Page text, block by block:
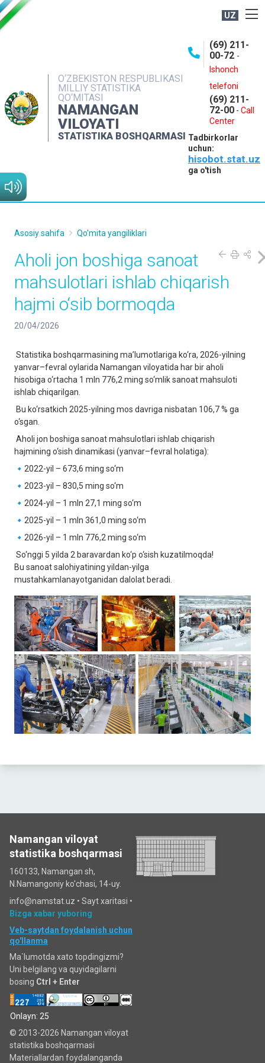
UZ
O‘ZBEKISTON RESPUBLIKASI
MILLIY STATISTIKA
QO‘MITASI
NAMANGAN
VILOYATI
STATISTIKA BOSHQARMASI
(69) 211-
00-72 -
Ishonch
telefoni
(69) 211-
72-00 - Call
Center
Tadbirkorlar
uchun:
hisobot.stat.uz
ga o'tish
NASHRLAR
INTERAKTIV XIZMATLAR
MATBUOT XIZMATI
MUROJAATLAR
Asosiy sahifa Qo'mita yangiliklari
Aholi jon boshiga sanoat
mahsulotlari ishlab chiqarish
hajmi o‘sib bormoqda
20/04/2026
Statistika boshqarmasining ma’lumotlariga ko‘ra, 2026-yilning
yanvar–fevral oylarida Namangan viloyatida har bir aholi
hisobiga o‘rtacha 1 mln 776,2 ming so‘mlik sanoat mahsuloti
ishlab chiqarilgan.
Bu ko‘rsatkich 2025-yilning mos davriga nisbatan 106,7 % ga
o‘sgan.
Aholi jon boshiga sanoat mahsulotlari ishlab chiqarish
hajmining o‘sish dinamikasi (yanvar–fevral holatiga):
🔹2022-yil – 673,6 ming so‘m
🔹2023-yil – 830,5 ming so‘m
🔹2024-yil – 1 mln 27,1 ming so‘m
🔹2025-yil – 1 mln 361,0 ming so‘m
🔹2026-yil – 1 mln 776,2 ming so‘m
So‘nggi 5 yilda 2 baravardan ko‘p o‘sish kuzatilmoqda!
Bu sanoat salohiyatining yildan-yilga
mustahkamlanayotganidan dalolat beradi.
Namangan viloyat
statistika boshqarmasi
160133, Namangan sh,
N.Namangoniy ko'chasi, 14-uy.
info@namstat.uz • Sayt xaritasi •
Bizga xabar yuboring
Veb-saytdan foydalanish uchun
qo'llanma
Ma`lumotda xato topdingizmi?
Uni belgilang va quyidagilarni
bosing Ctrl + Enter
Onlayn: 25
© 2013-2026 Namangan viloyat
statistika boshqarmasi
Materiallardan foydalanganda